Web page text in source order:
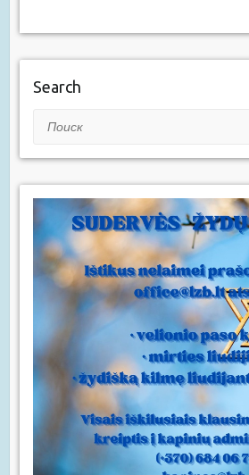
Search
Поиск